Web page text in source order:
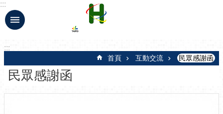
跳到主要內容區塊
:::
:::
首頁 互動交流 民眾感謝函
民眾感謝函